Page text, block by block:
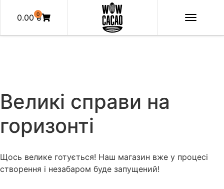
0.00₴
0
Великі справи на
горизонті
Щось велике готується! Наш магазин вже у процесі
створення і незабаром буде запущений!